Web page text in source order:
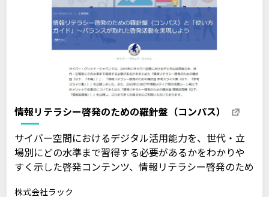
情報リテラシー啓発のための羅針盤（コンパス）
サイバー空間におけるデジタル活用能力を、世代・立
場別にどの水準まで習得する必要があるかをわかりや
すく示した啓発コンテンツ、情報リテラシー啓発のため
株式会社ラック